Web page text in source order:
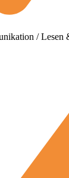
/ Lesen